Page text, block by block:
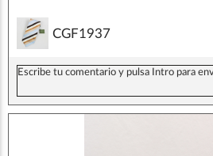
CGF1937